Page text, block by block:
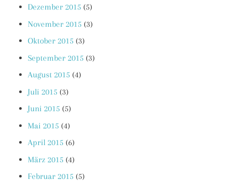
Dezember 2015 (5)
November 2015 (3)
Oktober 2015 (3)
September 2015 (3)
August 2015 (4)
Juli 2015 (3)
Juni 2015 (5)
Mai 2015 (4)
April 2015 (6)
März 2015 (4)
Februar 2015 (5)